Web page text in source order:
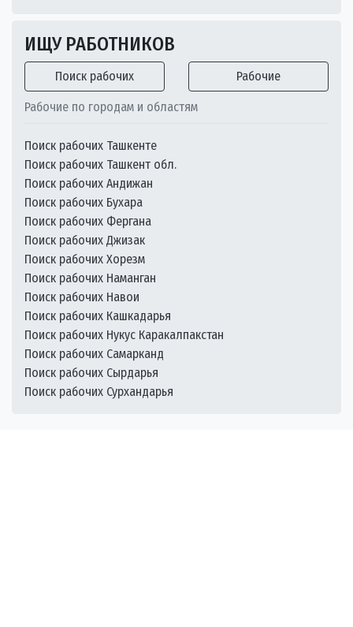
ИЩУ РАБОТНИКОВ
Поиск рабочих Рабочие
Рабочие по городам и областям
Поиск рабочих Ташкенте
Поиск рабочих Ташкент обл.
Поиск рабочих Андижан
Поиск рабочих Бухара
Поиск рабочих Фергана
Поиск рабочих Джизак
Поиск рабочих Хорезм
Поиск рабочих Наманган
Поиск рабочих Навои
Поиск рабочих Кашкадарья
Поиск рабочих Нукус Каракалпакстан
Поиск рабочих Самарканд
Поиск рабочих Сырдарья
Поиск рабочих Сурхандарья